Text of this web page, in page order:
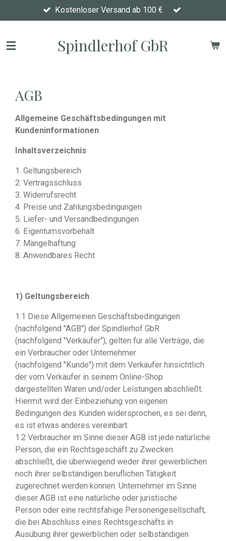
Hauptinhalt
Kostenloser Versand ab 100 €
Spindlerhof GbR
AGB
Allgemeine Geschäftsbedingungen mit
Kundeninformationen
Inhaltsverzeichnis
1. Geltungsbereich
2. Vertragsschluss
3. Widerrufsrecht
4. Preise und Zahlungsbedingungen
5. Liefer- und Versandbedingungen
6. Eigentumsvorbehalt
7. Mängelhaftung
8. Anwendbares Recht
1) Geltungsbereich
1.1 Diese Allgemeinen Geschäftsbedingungen
(nachfolgend "AGB") der Spindlerhof GbR
(nachfolgend "Verkäufer"), gelten für alle Verträge, die
ein Verbraucher oder Unternehmer
(nachfolgend "Kunde") mit dem Verkäufer hinsichtlich
der vom Verkäufer in seinem Online-Shop
dargestellten Waren und/oder Leistungen abschließt.
Hiermit wird der Einbeziehung von eigenen
Bedingungen des Kunden widersprochen, es sei denn,
es ist etwas anderes vereinbart.
1.2 Verbraucher im Sinne dieser AGB ist jede natürliche
Person, die ein Rechtsgeschäft zu Zwecken
abschließt, die überwiegend weder ihrer gewerblichen
noch ihrer selbständigen beruflichen Tätigkeit
zugerechnet werden können. Unternehmer im Sinne
dieser AGB ist eine natürliche oder juristische
Person oder eine rechtsfähige Personengesellschaft,
die bei Abschluss eines Rechtsgeschäfts in
Ausübung ihrer gewerblichen oder selbständigen